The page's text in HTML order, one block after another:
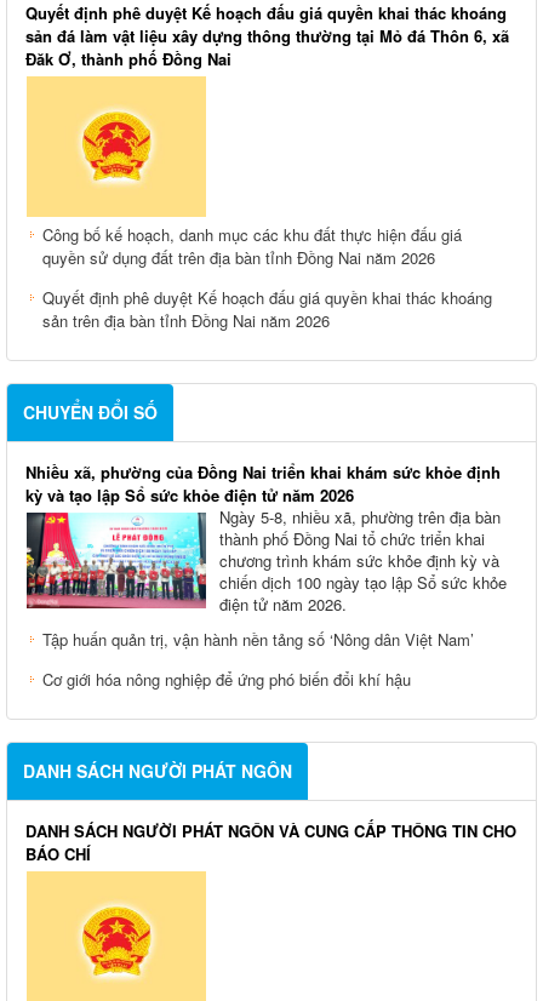
Quyết định phê duyệt Kế hoạch đấu giá quyền khai thác khoáng
sản đá làm vật liệu xây dựng thông thường tại Mỏ đá Thôn 6, xã
Đăk Ơ, thành phố Đồng Nai
Công bố kế hoạch, danh mục các khu đất thực hiện đấu giá
quyền sử dụng đất trên địa bàn tỉnh Đồng Nai năm 2026
Quyết định phê duyệt Kế hoạch đấu giá quyền khai thác khoáng
sản trên địa bàn tỉnh Đồng Nai năm 2026
CHUYỂN ĐỔI SỐ
Nhiều xã, phường của Đồng Nai triển khai khám sức khỏe định
kỳ và tạo lập Sổ sức khỏe điện tử năm 2026
Ngày 5-8, nhiều xã, phường trên địa bàn
thành phố Đồng Nai tổ chức triển khai
chương trình khám sức khỏe định kỳ và
chiến dịch 100 ngày tạo lập Sổ sức khỏe
điện tử năm 2026.
Tập huấn quản trị, vận hành nền tảng số ‘Nông dân Việt Nam’
Cơ giới hóa nông nghiệp để ứng phó biến đổi khí hậu
DANH SÁCH NGƯỜI PHÁT NGÔN
DANH SÁCH NGƯỜI PHÁT NGÔN VÀ CUNG CẤP THÔNG TIN CHO
BÁO CHÍ